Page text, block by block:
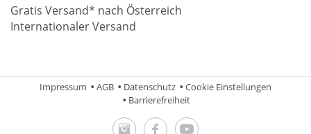
Gratis Versand* nach Österreich
Internationaler Versand
Impressum AGB Datenschutz
Cookie Einstellungen
Barrierefreiheit